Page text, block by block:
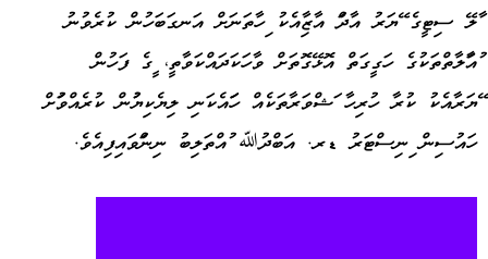
މާލޭ ސިޓީގެ މޭޔަރު އާދަމް އާޒިމާއެކު މިހާތަނަށް އަނގަބަހުން ކުރެވުނު
މުއާމަލާތްތަކުގެ ހަގީގަތް އޮޅޭގޮތަށް ވާހަކަދައްކަވާތީ، މީގެ ފަހުން
މޭޔަރާއެކު ކުރާ ހުރިހާ މަޝްވަރާތަކެއް ހަމައެކަނި ލިޔެކިޔުމުން ކުރެއްވުމަށް
ހައުސިން މިނިސްޓަރު ޑރ. އަބްދުﷲ މުއްތަލިބު ނިންމަވައިފިއެވެ.